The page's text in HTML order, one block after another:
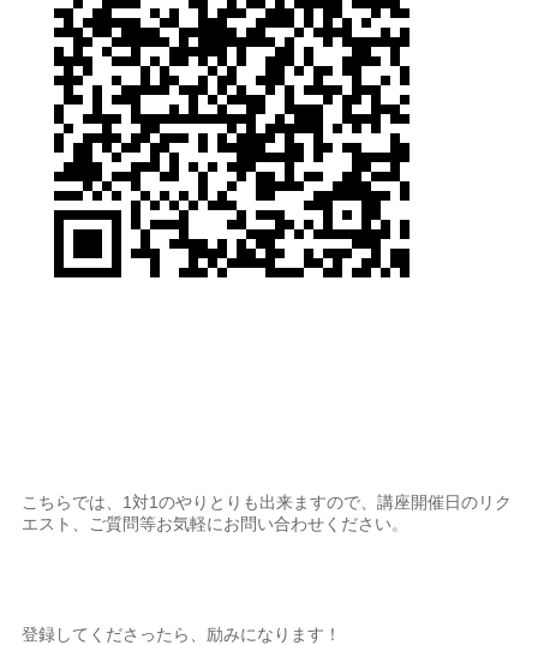
こちらでは、1対1のやりとりも出来ますので、講座開催日のリク
エスト、ご質問等お気軽にお問い合わせください。
登録してくださったら、励みになります！